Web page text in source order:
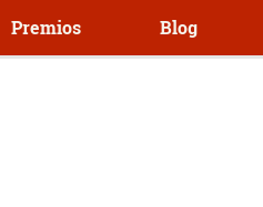
Premios Blog